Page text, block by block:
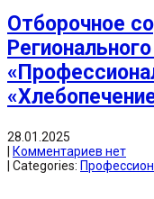
Отборочное
28.01.2025
Комментариев нет
| Categories: